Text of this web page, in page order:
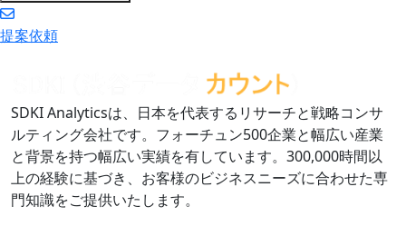
提案依頼
SDKI Analyticsは、日本を代表するリサーチと戦略コンサ
ルティング会社です。フォーチュン500企業と幅広い産業
と背景を持つ幅広い実績を有しています。300,000時間以
上の経験に基づき、お客様のビジネスニーズに合わせた専
門知識をご提供いたします。